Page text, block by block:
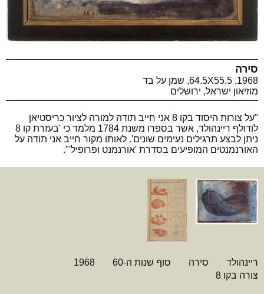
סירה
1968, 64.5X55.5, שמן על בד
מוזיאון ישראל, ירושלים
"על צורות היסוד בקו 8 אני חייב תודה למורה לציור כריסטיאן
לודולף ריינהולד, אשר בספרו משנת 1784 מלמד כי 'בעזרת קו 8
ניתן לבצע תרגילים נעימים שונים'. לאותו מקור חייב אני תודה על
האורנמנטים המופיעים בסדרת 'אורנמנט ופרופיל'".
ריינהולד סירה סוף שנות ה-60
1968
צורה בקו 8